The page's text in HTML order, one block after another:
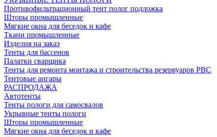
Противофильтрационный тент полог подложка
Шторы промышленные
Мягкие окна для беседок и кафе
Ткани промышленные
Изделия на заказ
Тенты для бассенов
Палатки сварщика
Тенты для ремонта монтажа и строительства резервуаров РВС
Тентовые ангары
РАСПРОДАЖА
Автотенты
Тенты пологи для самосвалов
Укрывные тенты пологи
Шторы промышленные
Мягкие окна для беседок и кафе